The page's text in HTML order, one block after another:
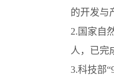
的开发与
2.国家自
人，已完
3.科技部